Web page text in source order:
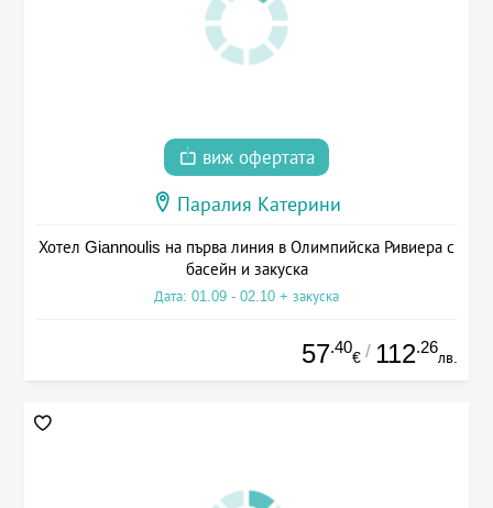
виж офертата
Паралия Катерини
Хотел Giannoulis на първа линия в Олимпийска Ривиера с
басейн и закуска
Дата: 01.09 - 02.10 + закуска
57.40
€ / 112.26
лв.